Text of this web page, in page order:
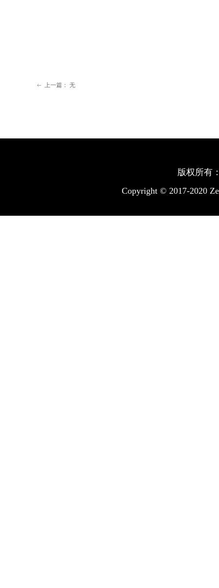
ꂃ 上一篇： 无
版权所有
Copyright © 2017-2020